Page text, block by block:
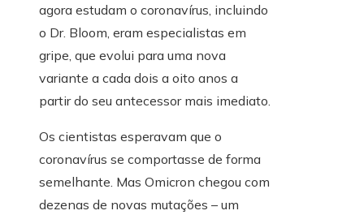
agora estudam o coronavírus, incluindo
o Dr. Bloom, eram especialistas em
gripe, que evolui para uma nova
variante a cada dois a oito anos a
partir do seu antecessor mais imediato.
Os cientistas esperavam que o
coronavírus se comportasse de forma
semelhante. Mas Omicron chegou com
dezenas de novas mutações – um